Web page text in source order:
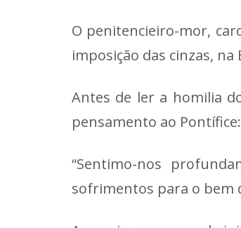
O penitencieiro-mor,
imposição das cinzas,
Antes de ler a homilia
pensamento ao Pontífice:
“Sentimo-nos
sofrimentos para o bem